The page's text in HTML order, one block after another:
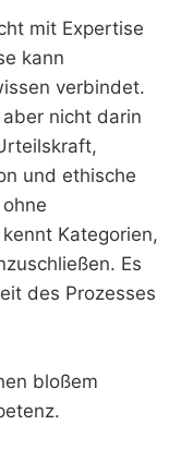
mit Expertise
kann
verbindet.
nicht darin
und ethische
Kategorien,
Es
des Prozesses
bloßem